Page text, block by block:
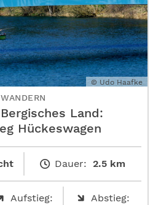
© Udo Haafke
WANDERN
Land:
Hückeswagen
Dauer: 2.5 km
Aufstieg:
Abstieg: